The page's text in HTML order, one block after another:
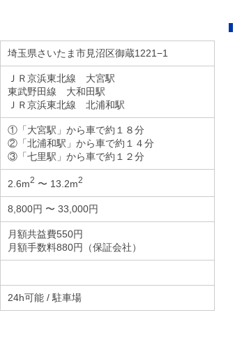
埼玉県さいたま市見沼区御蔵1221−1
ＪＲ京浜東北線 大宮駅
東武野田線 大和田駅
ＪＲ京浜東北線 北浦和駅
①「大宮駅」から車で約１８分
②「北浦和駅」から車で約１４分
③「七里駅」から車で約１２分
2.6m2 〜 13.2m2
8,800円 〜 33,000円
月額共益費550円
月額手数料880円（保証会社）
24h可能 / 駐車場